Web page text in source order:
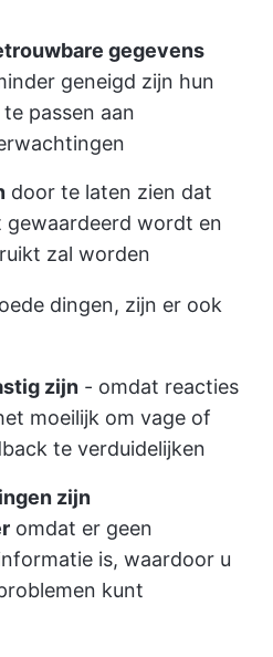
gegevens
geneigd zijn hun
passen aan
door te laten zien dat
gewaardeerd wordt en
zal worden
dingen, zijn er ook
zijn - omdat reacties
moeilijk om vage of
te verduidelijken
zijn
omdat er geen
is, waardoor u
kunt